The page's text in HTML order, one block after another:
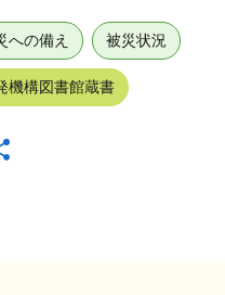
への備え 被災状況
機構図書館蔵書